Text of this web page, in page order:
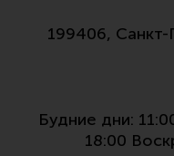
199406,
Будние дни:
18:00